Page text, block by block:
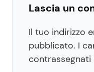
Lascia un
Il tuo indirizzo
pubblicato. I
contrassegnati